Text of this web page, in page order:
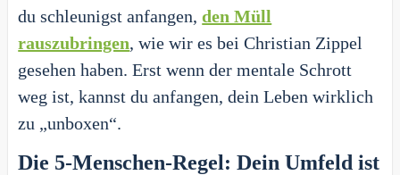
du schleunigst anfangen,den Müll
rauszubringen, wie wir es bei Christian Zippel
gesehen haben. Erst wenn der mentale Schrott
weg ist, kannst du anfangen, dein Leben wirklich
zu „unboxen“.
Die 5-Menschen-Regel: Dein Umfeld ist